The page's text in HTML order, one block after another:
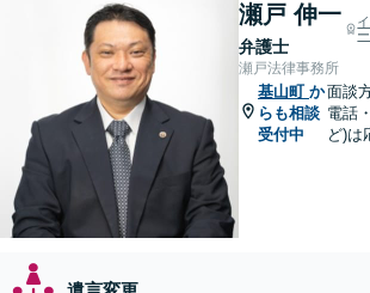
瀬戸 伸一
弁護士
瀬戸法律事務所
基山町 か
らも相談
受付中
面談
電話
ど)は